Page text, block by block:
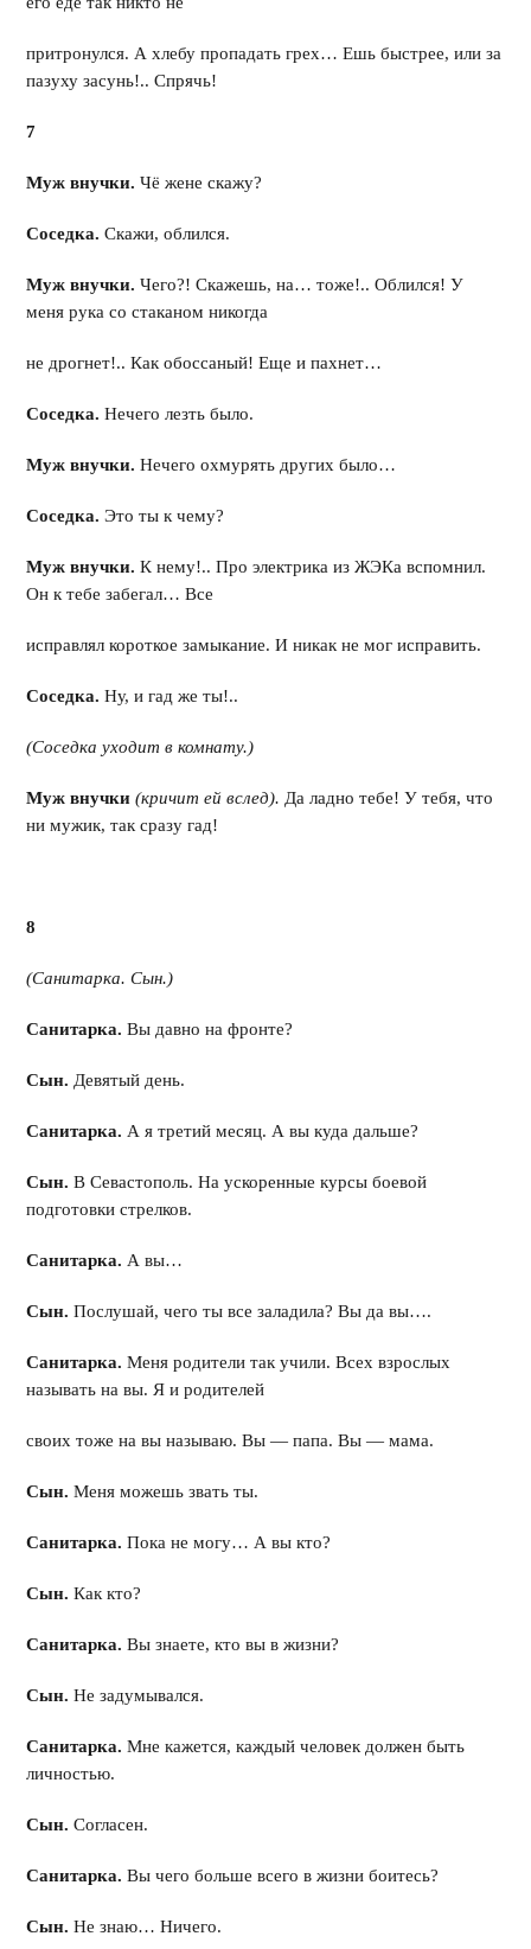
притронулся. А хлебу пропадать грех… Ешь быстрее, или за
пазуху засунь!.. Спрячь!
7
Муж внучки.Чё жене скажу?
Соседка.Скажи, облился.
Муж внучки.Чего?! Скажешь, на… тоже!.. Облился! У
меня рука со стаканом никогда
не дрогнет!.. Как обоссаный! Еще и пахнет…
Соседка.Нечего лезть было.
Муж внучки.Нечего охмурять других было…
Соседка.Это ты к чему?
Муж внучки.К нему!.. Про электрика из ЖЭКа вспомнил.
Он к тебе забегал… Все
исправлял короткое замыкание. И никак не мог исправить.
Соседка.Ну, и гад же ты!..
(Соседка уходит в комнату.)
Муж внучки(кричит ей вслед). Да ладно тебе! У тебя, что
ни мужик, так сразу гад!
8
(Санитарка. Сын.)
Санитарка. Вы давно на фронте?
Сын. Девятый день.
Санитарка. А я третий месяц. А вы куда дальше?
Сын.В Севастополь. На ускоренные курсы боевой
подготовки стрелков.
Санитарка. А вы…
Сын.Послушай, чего ты все заладила? Вы да вы….
Санитарка.Меня родители так учили. Всех взрослых
называть на вы. Я и родителей
своих тоже на вы называю. Вы — папа. Вы — мама.
Сын.Меня можешь звать ты.
Санитарка.Пока не могу… А вы кто?
Сын.Как кто?
Санитарка.Вы знаете, кто вы в жизни?
Сын.Не задумывался.
Санитарка.Мне кажется, каждый человек должен быть
личностью.
Сын.Согласен.
Санитарка.Вы чего больше всего в жизни боитесь?
Сын.Не знаю… Ничего.